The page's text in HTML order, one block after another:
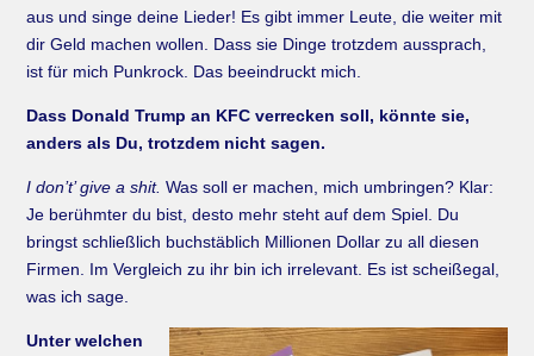
aus und singe deine Lieder! Es gibt immer Leute, die weiter mit
dir Geld machen wollen. Dass sie Dinge trotzdem aussprach,
ist für mich Punkrock. Das beeindruckt mich.
Dass Donald Trump an KFC verrecken soll, könnte sie,
anders als Du, trotzdem nicht sagen.
I don’t’ give a shit. Was soll er machen, mich umbringen? Klar:
Je berühmter du bist, desto mehr steht auf dem Spiel. Du
bringst schließlich buchstäblich Millionen Dollar zu all diesen
Firmen. Im Vergleich zu ihr bin ich irrelevant. Es ist scheißegal,
was ich sage.
Unter welchen